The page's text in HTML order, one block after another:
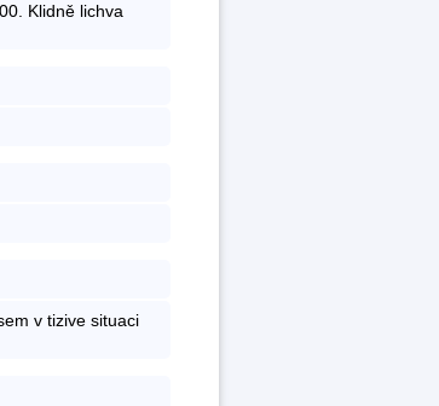
Klidně lichva
v tizive situaci